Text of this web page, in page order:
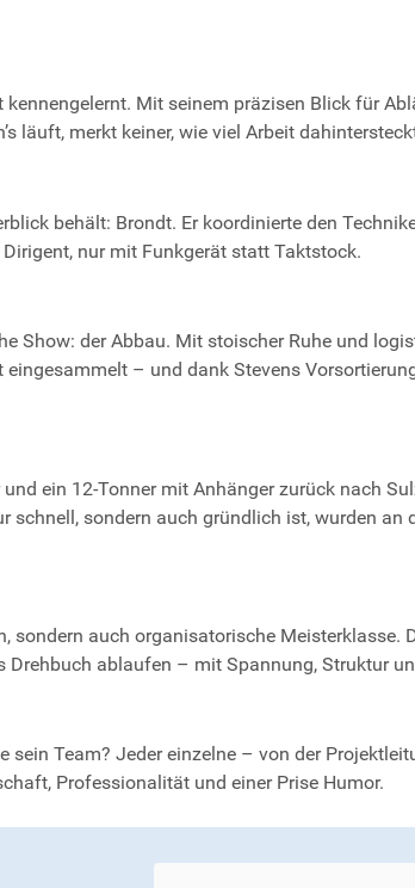
Mit seinem präzisen Blick für
läuft, merkt keiner, wie viel Arbeit
behält: Brondt. Er koordinierte den
nur mit Funkgerät statt Taktstock.
Show: der Abbau. Mit stoischer Ruhe und
– und dank Stevens
ein 12-Tonner mit Anhänger zurück nach
sondern auch gründlich ist, wurden
sondern auch organisatorische
ablaufen – mit Spannung, Struktur
sein Team? Jeder einzelne – von der
Professionalität und einer Prise Humor.